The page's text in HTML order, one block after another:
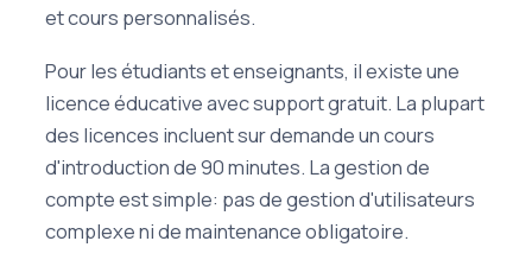
et cours personnalisés.
Pour les étudiants et enseignants, il existe une
licence éducative avec support gratuit. La plupart
des licences incluent sur demande un cours
d'introduction de 90 minutes. La gestion de
compte est simple: pas de gestion d'utilisateurs
complexe ni de maintenance obligatoire.